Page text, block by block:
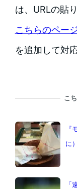
は、URLの貼
こちらのペー
を追加して対
こ
『
に
「